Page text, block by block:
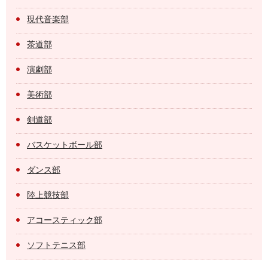
現代音楽部
茶道部
演劇部
美術部
剣道部
バスケットボール部
ダンス部
陸上競技部
アコースティック部
ソフトテニス部